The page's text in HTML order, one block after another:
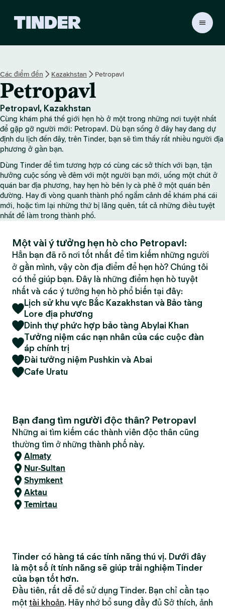
c
ủ
T
i
n
d
Các điểm đến Kazakhstan Petropavl
Petropavl
Petropavl, Kazakhstan
Cùng khám phá thế giới hẹn hò ở một trong những nơi tuyệt nhất
để gặp gỡ người mới: Petropavl. Dù bạn sống ở đây hay đang dự
định du lịch đến đây, trên Tinder, bạn sẽ tìm thấy rất nhiều người địa
phương ở gần bạn.
Dùng Tinder để tìm tương hợp có cùng các sở thích với bạn, tận
hưởng cuộc sống về đêm với một người bạn mới, uống một chút ở
quán bar địa phương, hay hẹn hò bên ly cà phê ở một quán bên
đường. Hay đi vòng quanh thành phố ngắm cảnh để khám phá cái
mới, hoặc tìm lại những thứ bị lãng quên, tất cả những điều tuyệt
nhất để làm trong thành phố.
Một vài ý tưởng hẹn hò cho Petropavl:
Hẳn bạn đã rõ nơi tốt nhất để tìm kiếm những người
ở gần mình, vậy còn địa điểm để hẹn hò? Chúng tôi
có thể giúp bạn. Đây là những điểm hẹn hò tuyệt
nhất và các ý tưởng hẹn hò phổ biến tại đây:
Lịch sử khu vực Bắc Kazakhstan và Bảo tàng
Lore địa phương
Dinh thự phức hợp bảo tàng Abylai Khan
Tưởng niệm các nạn nhân của các cuộc đàn
áp chính trị
Đài tưởng niệm Pushkin và Abai
Cafe Uratu
Bạn đang tìm người độc thân? Petropavl
Những ai tìm kiếm các thành viên độc thân cũng
thường tìm ở những thành phố này.
Almaty
Nur-Sultan
Shymkent
Aktau
Temirtau
Tinder có hàng tá các tính năng thú vị. Dưới đây
là một số ít tính năng sẽ giúp trải nghiệm Tinder
của bạn tốt hơn.
Đầu tiên, rất dễ để sử dụng Tinder. Bạn chỉ cần tạo
một tài khoản. Hãy nhớ bổ sung đầy đủ Sở thích, ảnh